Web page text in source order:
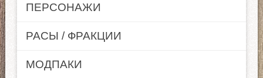
ПЕРСОНАЖИ
РАСЫ / ФРАКЦИИ
МОДПАКИ